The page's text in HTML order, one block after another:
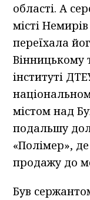
області. А
місті
переїхала
Вінницькому
інституті
містом над
подальшу
«Полімер»,
продажу до
Був